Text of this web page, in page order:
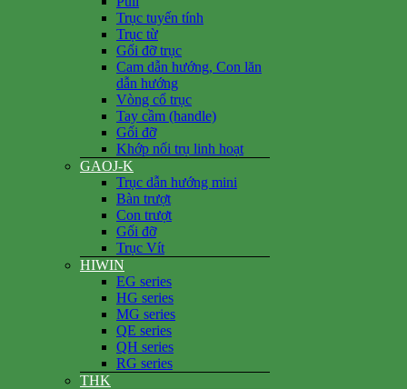
Trục tuyến tính
Trục từ
Gối đỡ trục
Cam dẫn hướng, Con lăn
dẫn hướng
Vòng cổ trục
Tay cầm (handle)
Gối đỡ
Khớp nối trụ linh hoạt
GAOJ-K
Trục dẫn hướng mini
Bàn trượt
Con trượt
Gối đỡ
Trục Vít
HIWIN
EG series
HG series
MG series
QE series
QH series
RG series
THK